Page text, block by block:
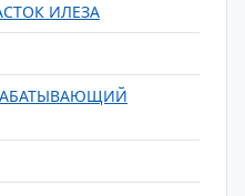
ИЛЕЗА